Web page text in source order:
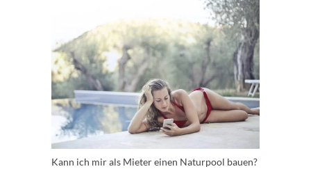
Kann ich mir als Mieter einen Naturpool bauen?